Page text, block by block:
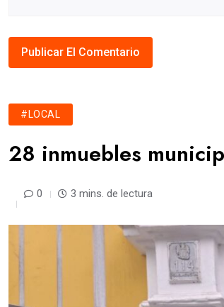
#LOCAL
28 inmuebles
0 3 mins. de lectura